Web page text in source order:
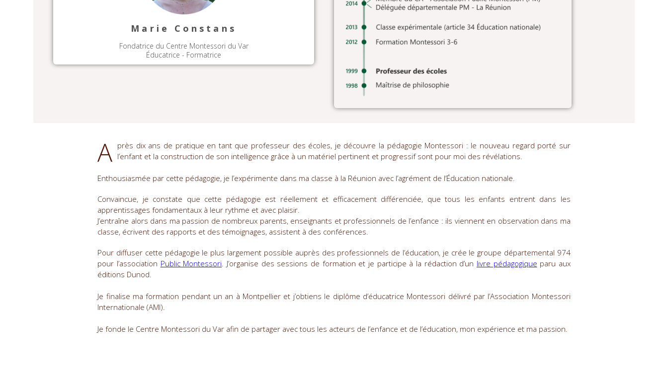
Marie Constans
Fondatrice du Centre Montessori du Var
Éducatrice - Formatrice
A près dix ans de pratique en tant que professeur des écoles, je découvre la pédagogie Montessori : le nouveau regard porté sur
l’enfant et la construction de son intelligence grâce à un matériel pertinent et progressif sont pour moi des révélations.
Enthousiasmée par cette pédagogie, je l’expérimente dans ma classe à la Réunion avec l’agrément de l’Éducation nationale.
Convaincue, je constate que cette pédagogie est réellement et efficacement différenciée, que tous les enfants entrent dans les
apprentissages fondamentaux à leur rythme et avec plaisir.
J’entraîne alors dans ma passion de nombreux parents, enseignants et professionnels de l’enfance : ils viennent en observation dans ma
classe, écrivent des rapports et des témoignages, assistent à des conférences.
Pour diffuser cette pédagogie le plus largement possible auprès des professionnels de l’éducation, je crée le groupe départemental 974
pour l’association Public Montessori . J’organise des sessions de formation et je participe à la rédaction d’un livre pédagogique paru aux
éditions Dunod.
Je finalise ma formation pendant un an à Montpellier et j’obtiens le diplôme d’éducatrice Montessori délivré par l’Association Montessori
Internationale (AMI).
Je fonde le Centre Montessori du Var afin de partager avec tous les acteurs de l’enfance et de l’éducation, mon expérience et ma passion.